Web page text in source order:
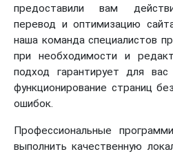
предоставили вам
перевод и оптимизацию
наша команда специалистов
при необходимости и
подход гарантирует для
функционирование страниц
ошибок.
Профессиональные
выполнить качественную